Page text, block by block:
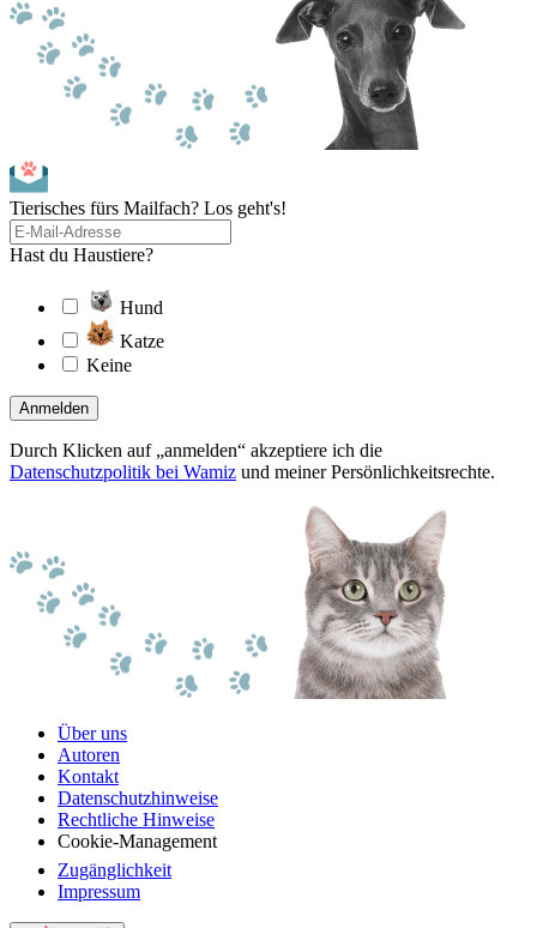
Tierisches fürs Mailfach? Los geht's!
Hast du Haustiere?
Hund
Katze
Keine
Anmelden
Durch Klicken auf „anmelden“ akzeptiere ich die
Datenschutzpolitik bei Wamiz und meiner Persönlichkeitsrechte.
Über uns
Autoren
Kontakt
Datenschutzhinweise
Rechtliche Hinweise
Cookie-Management
Zugänglichkeit
Impressum